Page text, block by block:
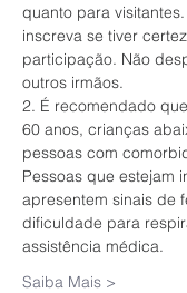
quanto para
inscreva se tiver
participação. Não
outros irmãos.
2. É recomendado
60 anos, crianças
pessoas com
Pessoas que estejam
apresentem sinais de
dificuldade para
assistência médica.
Saiba Mais >